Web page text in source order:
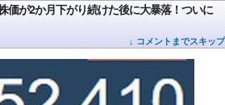
価が2か月下がり続けた後に大暴落！ついに
↓ コメントまでスキップ